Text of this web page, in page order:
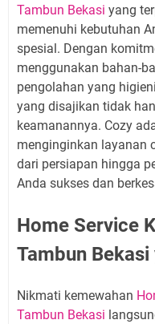
Tambun Bekasi yang
memenuhi kebutuhan
spesial. Dengan
menggunakan bahan-
pengolahan yang
yang disajikan tidak
keamanannya. Cozy
menginginkan layanan
dari persiapan hingga
Anda sukses dan
Home Service
Tambun
Nikmati kemewahan
Tambun Bekasi